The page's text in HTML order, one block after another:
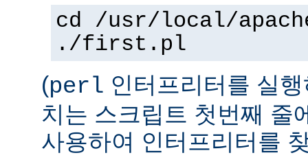
cd /usr/local/
./first.pl
(perl 인터프리터를 실
치는 스크립트 첫번째 줄
사용하여 인터프리터를